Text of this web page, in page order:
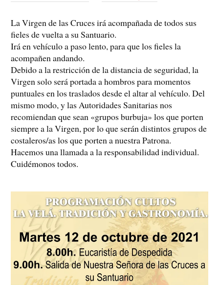
La Virgen de las Cruces irá acompañada de todos sus
fieles de vuelta a su Santuario.
Irá en vehículo a paso lento, para que los fieles la
acompañen andando.
Debido a la restricción de la distancia de seguridad, la
Virgen solo será portada a hombros para momentos
puntuales en los traslados desde el altar al vehículo. Del
mismo modo, y las Autoridades Sanitarias nos
recomiendan que sean «grupos burbuja» los que porten
siempre a la Virgen, por lo que serán distintos grupos de
costaleros/as los que porten a nuestra Patrona.
Hacemos una llamada a la responsabilidad individual.
Cuidémonos todos.